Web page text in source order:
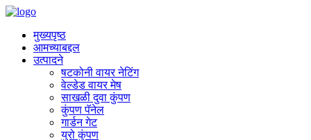
मुख्यपृष्ठ
आमच्याबद्दल
उत्पादने
षटकोनी वायर नेटिंग
वेल्डेड वायर मेष
साखळी दुवा कुंपण
कुंपण पॅनेल
गार्डन गेट
युरो कुंपण